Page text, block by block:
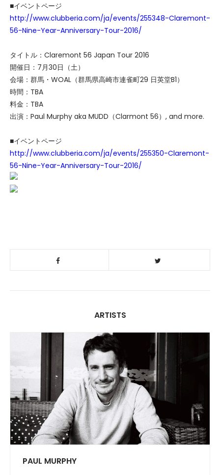
■イベントページ
http://www.clubberia.com/ja/events/255348-Claremont-
56-Nine-Year-Anniversary-Tour-2016/
タイトル：Claremont 56 Japan Tour 2016
開催日：7月30日（土）
会場：群馬・WOAL（群馬県高崎市連雀町29 日英堂B1）
時間：TBA
料金：TBA
出演：Paul Murphy aka MUDD（Clarmont 56）, and more.
■イベントページ
http://www.clubberia.com/ja/events/255350-Claremont-
56-Nine-Year-Anniversary-Tour-2016/
ARTISTS
PAUL MURPHY